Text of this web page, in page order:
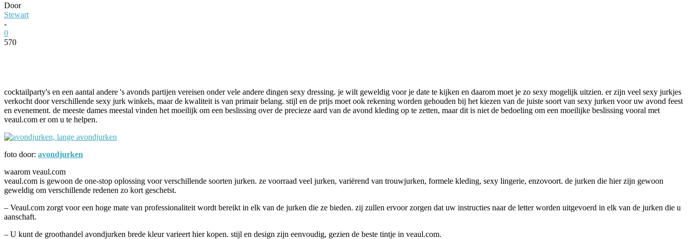
Door
Stewart
-
0
570
cocktailparty's en een aantal andere 's avonds partijen vereisen onder vele andere dingen sexy dressing. je wilt geweldig voor je date te kijken en daarom moet je zo sexy mogelijk uitzien. er zijn veel sexy jurkjes
verkocht door verschillende sexy jurk winkels, maar de kwaliteit is van primair belang. stijl en de prijs moet ook rekening worden gehouden bij het kiezen van de juiste soort van sexy jurken voor uw avond feest
en evenement. de meeste dames meestal vinden het moeilijk om een beslissing over de precieze aard van de avond kleding op te zetten, maar dit is niet de bedoeling om een moeilijke beslissing vooral met
veaul.com er om u te helpen.
foto door: avondjurken
waarom veaul.com
veaul.com is gewoon de one-stop oplossing voor verschillende soorten jurken. ze voorraad veel jurken, variërend van trouwjurken, formele kleding, sexy lingerie, enzovoort. de jurken die hier zijn gewoon
geweldig om verschillende redenen zo kort geschetst.
– Veaul.com zorgt voor een hoge mate van professionaliteit wordt bereikt in elk van de jurken die ze bieden. zij zullen ervoor zorgen dat uw instructies naar de letter worden uitgevoerd in elk van de jurken die u
aanschaft.
– U kunt de groothandel avondjurken brede kleur varieert hier kopen. stijl en design zijn eenvoudig, gezien de beste tintje in veaul.com.